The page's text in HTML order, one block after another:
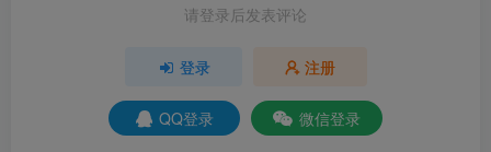
请登录后发表评论
登录 注册
QQ登录 微信登录